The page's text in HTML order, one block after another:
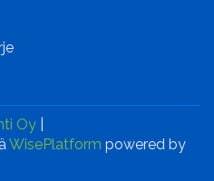
Oy
WisePlatform powered by